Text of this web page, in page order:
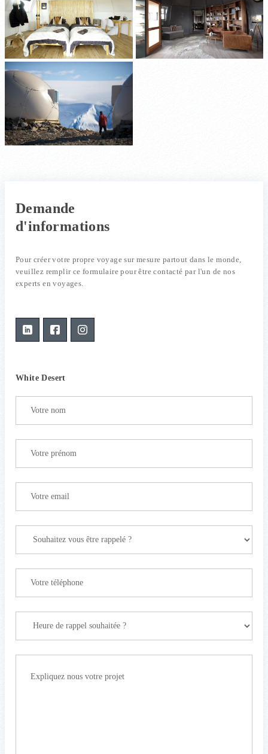
Demande
d'informations
Pour créer votre propre voyage sur mesure partout dans le monde,
veuillez remplir ce formulaire pour être contacté par l'un de nos
experts en voyages.
White Desert